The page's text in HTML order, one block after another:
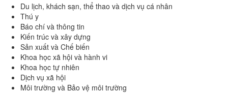
Du lịch, khách sạn, thể thao và dịch vụ cá nhân
Thú y
Báo chí và thông tin
Kiến trúc và xây dựng
Sản xuất và Chế biến
Khoa học xã hội và hành vi
Khoa học tự nhiên
Dịch vụ xã hội
Môi trường và Bảo vệ môi trường